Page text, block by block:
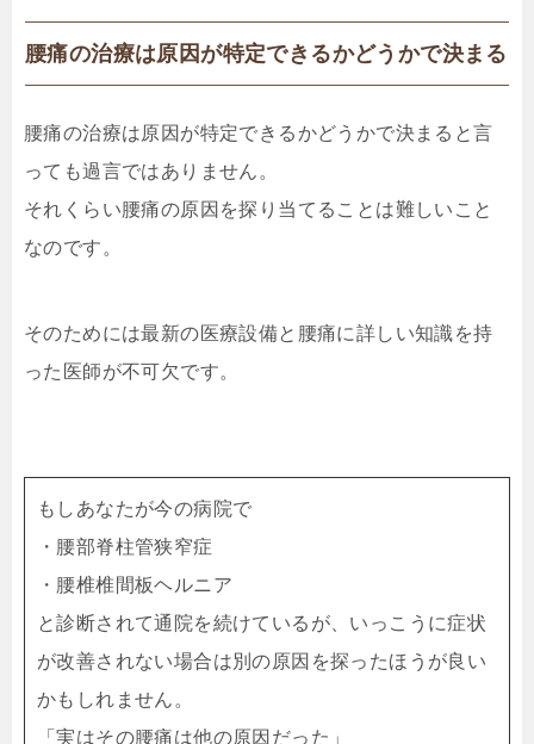
腰痛の治療は原因が特定できるかどうかで決まる
腰痛の治療は原因が特定できるかどうかで決まると言
っても過言ではありません。
それくらい腰痛の原因を探り当てることは難しいこと
なのです。
そのためには最新の医療設備と腰痛に詳しい知識を持
った医師が不可欠です。
もしあなたが今の病院で
・腰部脊柱管狭窄症
・腰椎椎間板ヘルニア
と診断されて通院を続けているが、いっこうに症状
が改善されない場合は別の原因を探ったほうが良い
かもしれません。
「実はその腰痛は他の原因だった」